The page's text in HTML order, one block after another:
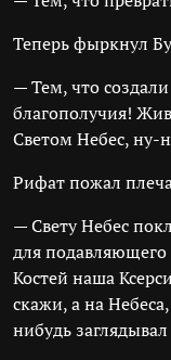
Теперь фыркнул
— Тем, что
благополучия!
Светом Небес, ну-
Рифат пожал
— Свету Небес
для
Костей наша
скажи, а на
нибудь